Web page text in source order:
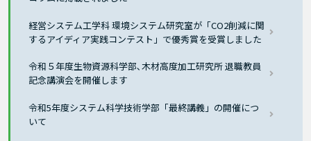
経営システム工学科 環境システム研究室が「CO2削減に関
するアイディア実践コンテスト」で優秀賞を受賞しました
令和５年度生物資源科学部､木材高度加工研究所 退職教員
記念講演会を開催します
令和5年度システム科学技術学部「最終講義」の開催につ
いて